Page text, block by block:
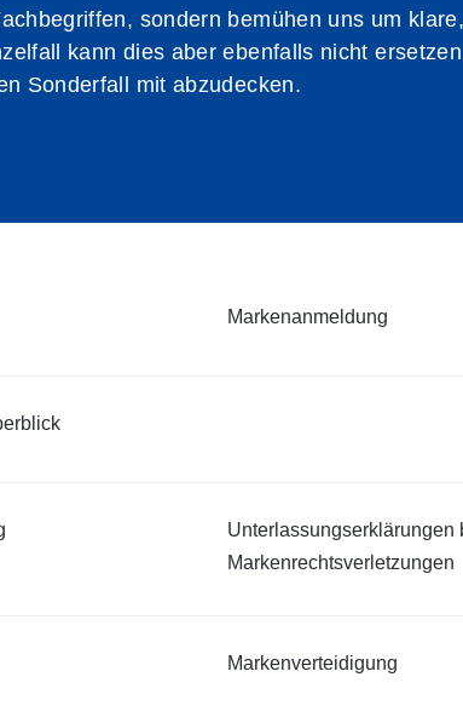
sondern bemühen uns um
kann dies aber ebenfalls nicht
Sonderfall mit abzudecken.
Markenanmeldung
Unterlassungserklärungen
Markenrechtsverletzungen
Markenverteidigung